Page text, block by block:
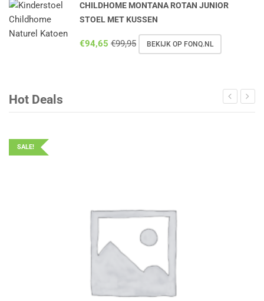
CHILDHOME MONTANA ROTAN JUNIOR
STOEL MET KUSSEN
€94,65 €99,95 BEKIJK OP FONQ.NL
Hot Deals
SALE!